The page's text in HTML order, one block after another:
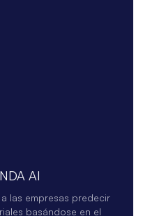
AI
las empresas predecir
basándose en el